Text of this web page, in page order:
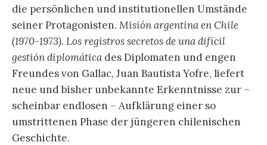
die persönlichen und institutionellen Umstände
seiner Protagonisten. Misión argentina en Chile
(1970-1973). Los registros secretos de una difícil
gestión diplomática des Diplomaten und engen
Freundes von Gallac, Juan Bautista Yofre, liefert
neue und bisher unbekannte Erkenntnisse zur –
scheinbar endlosen – Aufklärung einer so
umstrittenen Phase der jüngeren chilenischen
Geschichte.